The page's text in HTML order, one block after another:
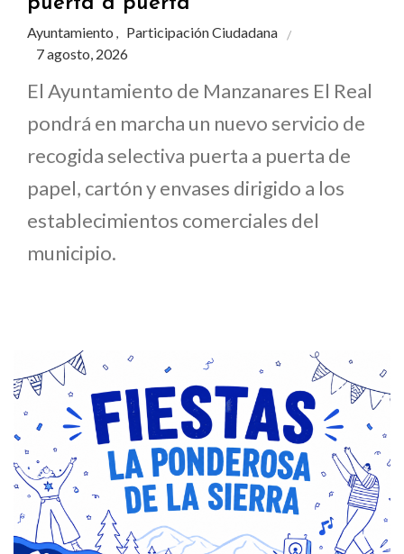
Ayuntamiento , Participación Ciudadana
7 agosto, 2026
El Ayuntamiento de Manzanares El Real
pondrá en marcha un nuevo servicio de
recogida selectiva puerta a puerta de
papel, cartón y envases dirigido a los
establecimientos comerciales del
municipio.